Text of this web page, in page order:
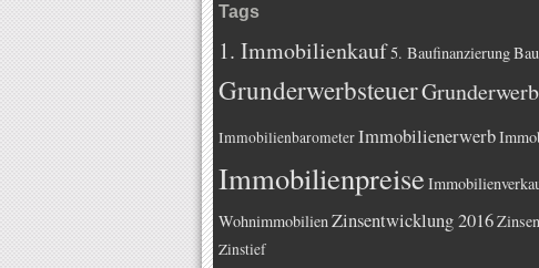
Tags
1. Immobilienkauf5. Baufinanzierung
Grunderwerbsteuer
ImmobilienbarometerImmobilienerwerb
Immobilienpreise
Wohnimmobilien Zinsentwicklung 2016
Zinstief